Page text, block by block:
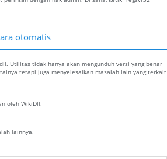
otomatis
Utilitas tidak hanya akan mengunduh versi yang benar
tetapi juga menyelesaikan masalah lain yang terkait
oleh WikiDll.
lainnya.